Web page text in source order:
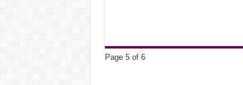
Page 5 of 6